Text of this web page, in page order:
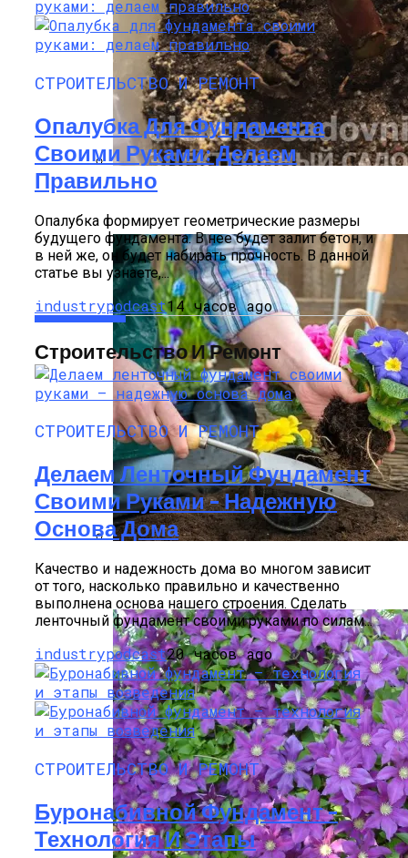
Как Прорастить Канны После Зимы –
Виды Цветов Для Посадки В Апреле,
Чтобы Быстрее Зацвели
СТРОИТЕЛЬСТВО И РЕМОНТ
Опалубка Для Фундамента
Своими Руками: Делаем
Правильно
Опалубка формирует геометрические размеры
будущего фундамента. В нее будет залит бетон, и
в ней же, он будет набирать прочность. В данной
статье вы узнаете,...
industrypodcast14 часов ago
Строительство И Ремонт
СТРОИТЕЛЬСТВО И РЕМОНТ
Делаем Ленточный Фундамент
Своими Руками – Надежную
Основа Дома
Качество и надежность дома во многом зависит
от того, насколько правильно и качественно
выполнена основа нашего строения. Сделать
ленточный фундамент своими руками по силам...
industrypodcast20 часов ago
СТРОИТЕЛЬСТВО И РЕМОНТ
Буронабивной Фундамент –
Технология И Этапы